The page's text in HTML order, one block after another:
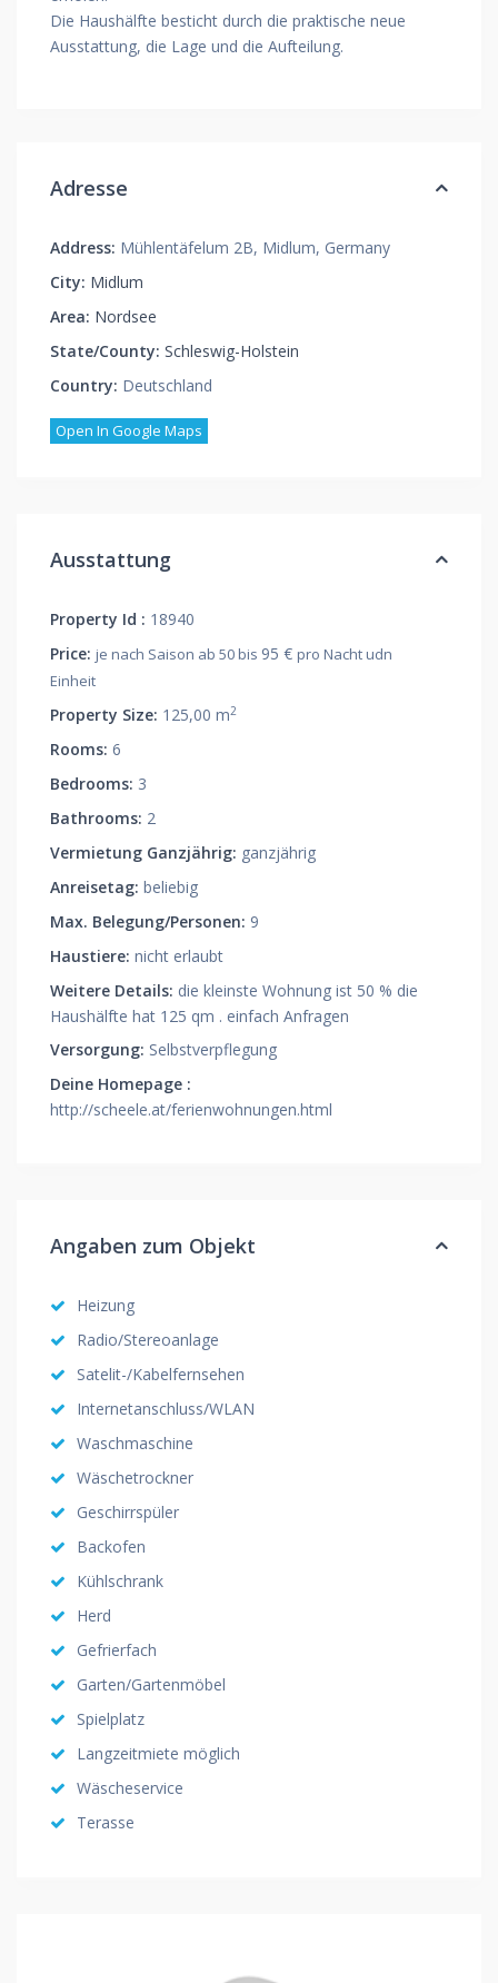
Die Haushälfte besticht durch die praktische neue
Ausstattung, die Lage und die Aufteilung.
Adresse
Address: Mühlentäfelum 2B, Midlum, Germany
City: Midlum
Area: Nordsee
State/County: Schleswig-Holstein
Country: Deutschland
Open In Google Maps
Ausstattung
Property Id : 18940
Price: je nach Saison ab 50 bis 95 € pro Nacht udn
Einheit
Property Size: 125,00 m2
Rooms: 6
Bedrooms: 3
Bathrooms: 2
Vermietung Ganzjährig: ganzjährig
Anreisetag: beliebig
Max. Belegung/Personen: 9
Haustiere: nicht erlaubt
Weitere Details: die kleinste Wohnung ist 50 % die
Haushälfte hat 125 qm . einfach Anfragen
Versorgung: Selbstverpflegung
Deine Homepage :
http://scheele.at/ferienwohnungen.html
Angaben zum Objekt
Heizung
Radio/Stereoanlage
Satelit-/Kabelfernsehen
Internetanschluss/WLAN
Waschmaschine
Wäschetrockner
Geschirrspüler
Backofen
Kühlschrank
Herd
Gefrierfach
Garten/Gartenmöbel
Spielplatz
Langzeitmiete möglich
Wäscheservice
Terasse